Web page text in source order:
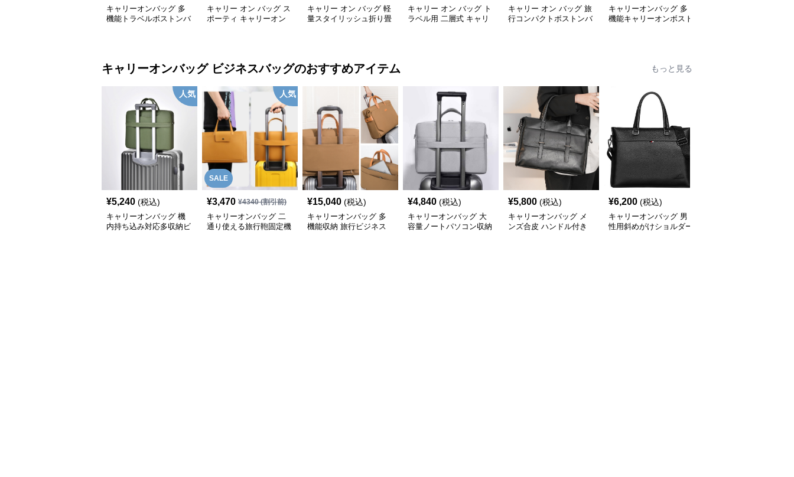
キャリーオンバッグ 多
機能トラベルボストンバ
キャリー オン バッグ ス
ポーティ キャリーオン
キャリー オン バッグ 軽
量スタイリッシュ折り畳
キャリー オン バッグ ト
ラベル用 二層式 キャリ
キャリー オン バッグ 旅
行コンパクトボストンバ
キャリーオンバッグ 多
機能キャリーオンボスト
キャリーオンバッグ ビジネスバッグのおすすめアイテム もっと見る
人気
¥5,240 (税込)
キャリーオンバッグ 機
内持ち込み対応多収納ビ
SALE
人気
¥3,470 ¥4340(割引前)
キャリーオンバッグ 二
通り使える旅行鞄固定機
¥15,040 (税込)
キャリーオンバッグ 多
機能収納 旅行ビジネス
¥4,840 (税込)
キャリーオンバッグ 大
容量ノートパソコン収納
¥5,800 (税込)
キャリーオンバッグ メ
ンズ合皮 ハンドル付き
¥6,200 (税込)
キャリーオンバッグ 男
性用斜めがけショルダー